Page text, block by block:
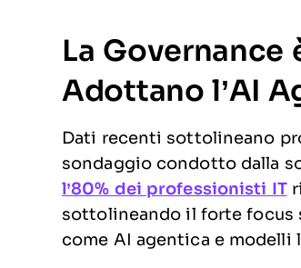
La Governance
Adottano l’AI
Dati recenti sottolineano
sondaggio condotto dalla
l’80% dei professionisti IT
sottolineando il forte focus
come AI agentica e